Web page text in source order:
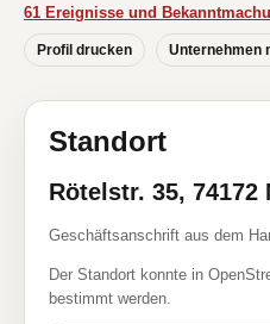
61 Ereignisse und
Profil drucken Unternehmen
Standort
Rötelstr. 35, 74172
Geschäftsanschrift aus dem
Der Standort konnte in
bestimmt werden.